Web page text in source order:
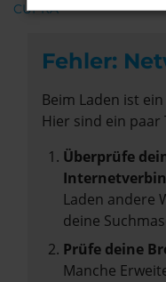
CUPRA
Fehler:
Beim Laden ist
Hier sind ein
Überprüfe
Laden andere
deine
Prüfe deine
Manche